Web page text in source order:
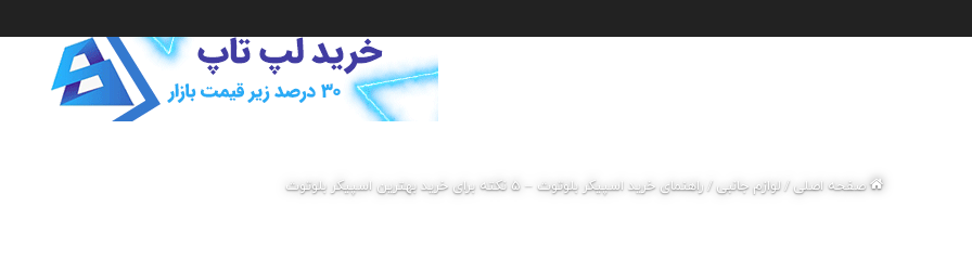
صفحه اصلی/لوازم جانبی/راهنمای خرید اسپیکر بلوتوث – 5 نکته برای خرید بهترین اسپیکر بلوتوث